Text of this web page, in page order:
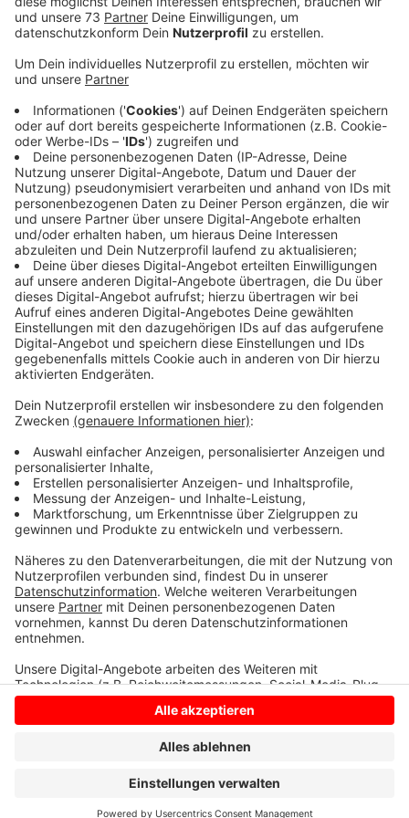
Veröffentlicht:Donnerstag, 23.06.2022 15:13
Anzeige
Polizei bittet um Hinweise
Anzeige
Die 85-Jährige war auf einen Schockanruf
hereingefallen und wollte ihrer Tochter helfen. Die
Tochter habe einen einen tödlichen Unfall verursacht
und müsse ins Gefängnis, wenn ihre Mutter keine
Kaution zahlt. Das hatte ein Betrüger am Telefon
erklärt. Am Amtsgericht Bocholt kam es dann zur
Geldübergabe an zwei Unbekannte mit südländischem
Erscheinungsbild. Der eine Mann war etwa 30 Jahre alt
und trug einen Anzug mit Hemd. Der zweite Mann war
mit einem beigefarbenen Hemd und einer grünen,
kurzen Hose bekleidet. Hinweise bitte an die Polizei
unter Telefon 02824/880.
Anzeige